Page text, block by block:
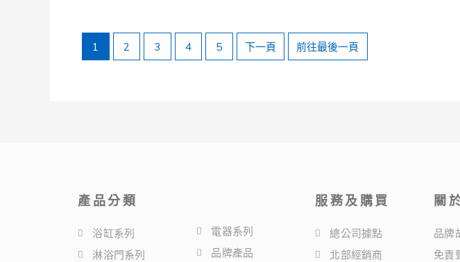
1 2 3 4 5 下一頁 前往最後一頁
產品分類
浴缸系列
淋浴門系列
電器系列
品牌產品
服務及購買
總公司據點
北部經銷商
關
品牌
免責